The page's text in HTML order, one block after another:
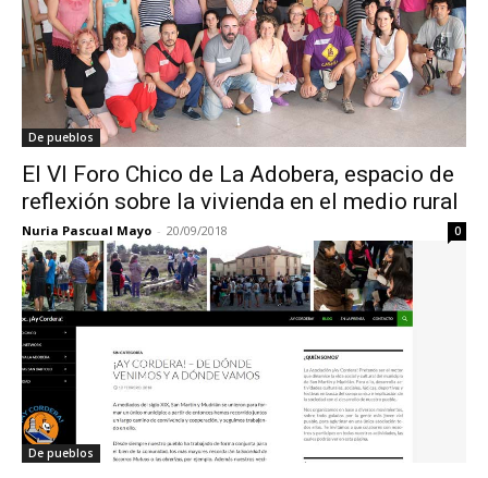
De pueblos
El VI Foro Chico de La Adobera, espacio de
reflexión sobre la vivienda en el medio rural
Nuria Pascual Mayo - 20/09/2018 0
De pueblos